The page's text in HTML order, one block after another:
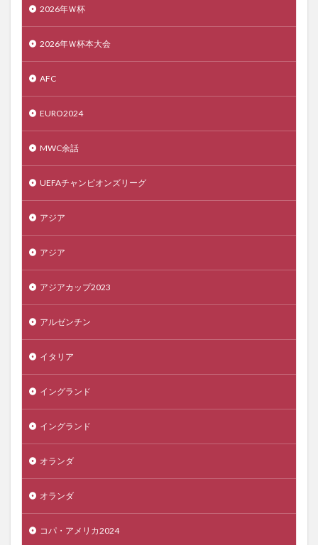
2026年Ｗ杯
2026年Ｗ杯本大会
AFC
EURO2024
MWC余話
UEFAチャンピオンズリーグ
アジア
アジア
アジアカップ2023
アルゼンチン
イタリア
イングランド
イングランド
オランダ
オランダ
コパ・アメリカ2024